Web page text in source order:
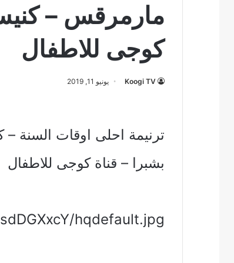
مارمرقس –
كوجى للاطفال
Koogi TV يونيو 11, 2019
ترنيمة احلى اوقات السنة
بشبرا – قناة كوجى للاطفال
hqdefault.jpg